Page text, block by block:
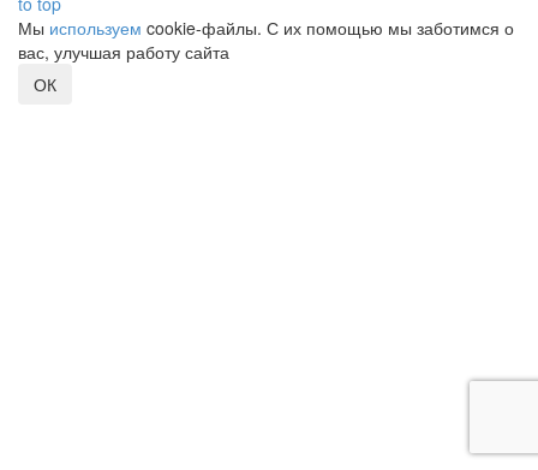
Мы используем cookie-файлы. С их помощью мы заботимся о
вас, улучшая работу сайта
ОК